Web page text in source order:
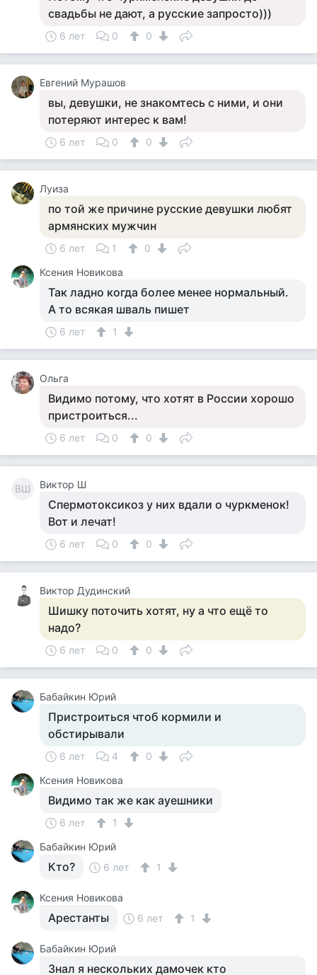
свадьбы не дают, а русские запросто)))
6 лет 0 0
Евгений Мурашов
вы, девушки, не знакомтесь с ними, и они
потеряют интерес к вам!
6 лет 0 0
Луиза
по той же причине русские девушки любят
армянских мужчин
6 лет 1
0
Ксения Новикова
Так ладно когда более менее нормальный.
А то всякая шваль пишет
6 лет 1
Ольга
Видимо потому, что хотят в России хорошо
пристроиться...
6 лет 0 0
ВШ Виктор Ш
Спермотоксикоз у них вдали о чуркменок!
Вот и лечат!
6 лет 0 0
Виктор Дудинский
Шишку поточить хотят, ну а что ещё то
надо?
6 лет 0 0
Бабайкин Юрий
Пристроиться чтоб кормили и
обстирывали
6 лет 4
0
Ксения Новикова
Видимо так же как ауешники
6 лет
1
Бабайкин Юрий
Кто? 6 лет 1
Ксения Новикова
Арестанты 6 лет 1
Бабайкин Юрий
Знал я нескольких дамочек кто